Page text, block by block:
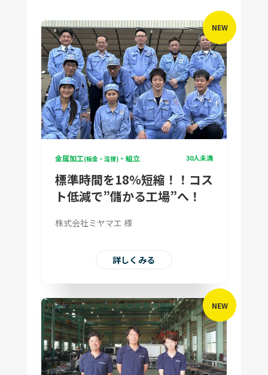
NEW
金属加工(板金・溶接)・組立 30人未満
標準時間を18％短縮！！コス
ト低減で”儲かる工場”へ！
株式会社ミヤマエ 様
詳しくみる
NEW